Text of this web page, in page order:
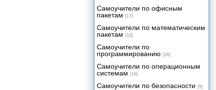
Самоучители по офисным
пакетам [17]
Самоучители по математическим
пакетам [10]
Самоучители по
программированию [26]
Самоучители по операционным
системам [16]
Самоучители по безопасности [5]